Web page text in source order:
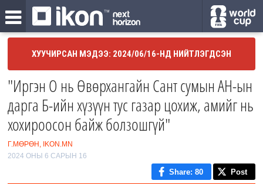
ХУУЧИРСАН МЭДЭЭ: 2024/06/16-НД НИЙТЛЭГДСЭН
"Иргэн О нь Өвөрхангайн Сант сумын АН-ын
дарга Б-ийн хүзүүн тус газар цохиж, амийг нь
хохироосон байж болзошгүй"
Г.МӨРӨН, IKON.MN
2024 ОНЫ 6 САРЫН 16
Share: 80 Post